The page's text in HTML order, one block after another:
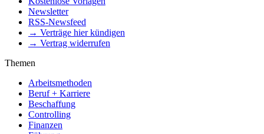
Newsletter
RSS-Newsfeed
→ Verträge hier kündigen
→ Vertrag widerrufen
Themen
Arbeitsmethoden
Beruf + Karriere
Beschaffung
Controlling
Finanzen